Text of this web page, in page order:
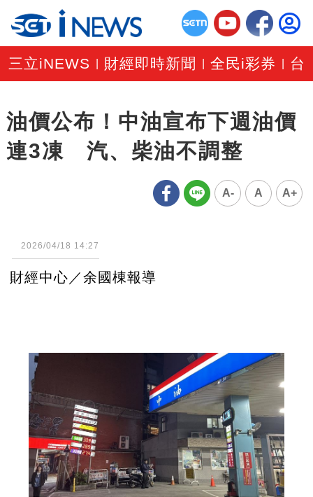
三立iNEWS 財經即時新聞 |全民i彩券 台
油價公布！中油宣布下週油價
連3凍 汽、柴油不調整
A- A A+
2026/04/18 14:27
財經中心／余國棟報導